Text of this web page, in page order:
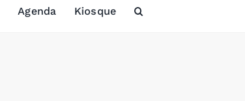
Agenda Kiosque